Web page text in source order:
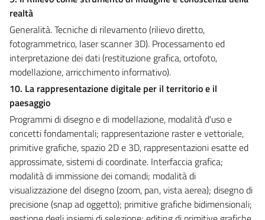
realtà
Generalità. Tecniche di rilevamento (rilievo diretto,
fotogrammetrico, laser scanner 3D). Processamento ed
interpretazione dei dati (restituzione grafica, ortofoto,
modellazione, arricchimento informativo).
10. La rappresentazione digitale per il territorio e il
paesaggio
Programmi di disegno e di modellazione, modalità d'uso e
concetti fondamentali; rappresentazione raster e vettoriale,
primitive grafiche, spazio 2D e 3D, rappresentazioni esatte ed
approssimate, sistemi di coordinate. Interfaccia grafica;
modalità di immissione dei comandi; modalità di
visualizzazione del disegno (zoom, pan, vista aerea); disegno di
precisione (snap ad oggetto); primitive grafiche bidimensionali;